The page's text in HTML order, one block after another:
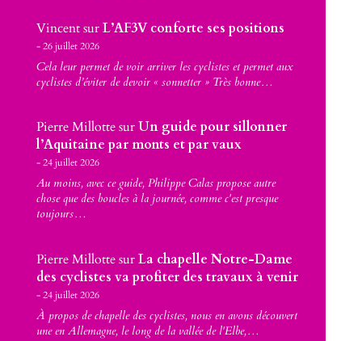
VincentsurL’AF3V conforte ses positions
26 juillet 2026
Cela leur permet de voir arriver les cyclistes et permet aux
cyclistes d’éviter de devoir « sonnetter » Très bonne…
Pierre MillottesurUn guide pour sillonner
l’Aquitaine par monts et par vaux
24 juillet 2026
Au moins, avec ce guide, Philippe Calas propose autre
chose que des boucles à la journée, comme c'est presque
toujours…
Pierre MillottesurLa chapelle Notre-Dame
des cyclistes va profiter des travaux à venir
24 juillet 2026
À propos de chapelle des cyclistes, nous en avons découvert
une en Allemagne, le long de la vallée de l'Elbe,…